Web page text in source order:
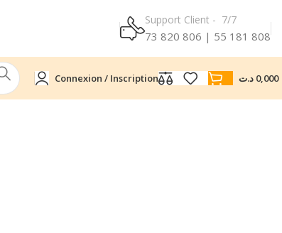
Support Client - 7/7
73 820 806 | 55 181 808
Connexion / Inscription 0,000 د.ت